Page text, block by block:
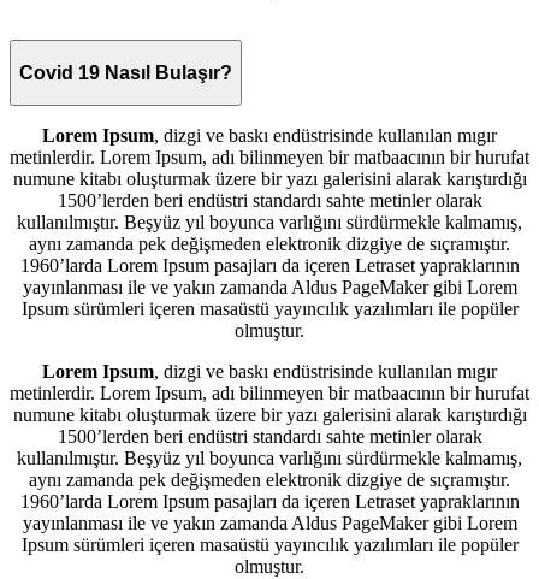
Covid 19 Nasıl Bulaşır?
Lorem Ipsum, dizgi ve baskı endüstrisinde kullanılan mıgır
metinlerdir. Lorem Ipsum, adı bilinmeyen bir matbaacının bir hurufat
numune kitabı oluşturmak üzere bir yazı galerisini alarak karıştırdığı
1500’lerden beri endüstri standardı sahte metinler olarak
kullanılmıştır. Beşyüz yıl boyunca varlığını sürdürmekle kalmamış,
aynı zamanda pek değişmeden elektronik dizgiye de sıçramıştır.
1960’larda Lorem Ipsum pasajları da içeren Letraset yapraklarının
yayınlanması ile ve yakın zamanda Aldus PageMaker gibi Lorem
Ipsum sürümleri içeren masaüstü yayıncılık yazılımları ile popüler
olmuştur.
Lorem Ipsum, dizgi ve baskı endüstrisinde kullanılan mıgır
metinlerdir. Lorem Ipsum, adı bilinmeyen bir matbaacının bir hurufat
numune kitabı oluşturmak üzere bir yazı galerisini alarak karıştırdığı
1500’lerden beri endüstri standardı sahte metinler olarak
kullanılmıştır. Beşyüz yıl boyunca varlığını sürdürmekle kalmamış,
aynı zamanda pek değişmeden elektronik dizgiye de sıçramıştır.
1960’larda Lorem Ipsum pasajları da içeren Letraset yapraklarının
yayınlanması ile ve yakın zamanda Aldus PageMaker gibi Lorem
Ipsum sürümleri içeren masaüstü yayıncılık yazılımları ile popüler
olmuştur.